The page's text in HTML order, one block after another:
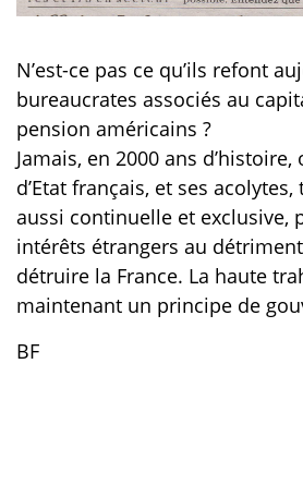
N’est-ce pas ce qu’ils refont
bureaucrates associés au
pension américains ?
Jamais, en 2000 ans d’histoire,
d’Etat français, et ses
aussi continuelle et exclusive,
intérêts étrangers au
détruire la France. La haute
maintenant un principe de
BF